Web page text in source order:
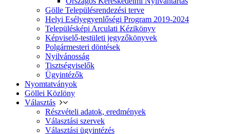
Gölle Településrendezési terve
Helyi Esélyegyenlőségi Program 2019-2024
Településképi Arculati Kézikönyv
Képviselő-testületi jegyzőkönyvek
Polgármesteri döntések
Nyilvánosság
Tisztségviselők
Ügyintézők
Nyomtatványok
Göllei Közlöny
Választás
Részvételi adatok, eredmények
Választási szervek
Választási ügyintézés